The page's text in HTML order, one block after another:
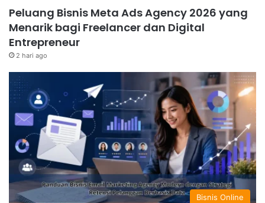
Peluang Bisnis Meta Ads Agency 2026 yang
Menarik bagi Freelancer dan Digital
Entrepreneur
2 hari ago
Bisnis Online